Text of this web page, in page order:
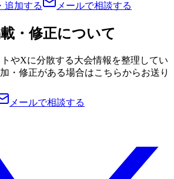
追加する
メールで相談する
・修正について
やXに分散する大会情報を整理してい
・修正がある場合はこちらからお送り
メールで相談する